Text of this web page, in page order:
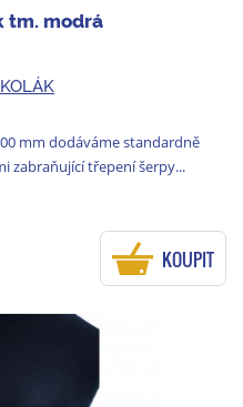
tm. modrá
mm dodáváme standardně
zabraňující třepení šerpy...
KOUPIT